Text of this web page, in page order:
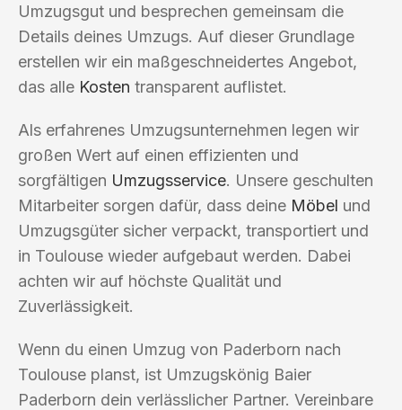
Umzugsgut und besprechen gemeinsam die
Details deines Umzugs. Auf dieser Grundlage
erstellen wir ein maßgeschneidertes Angebot,
das alle Kosten transparent auflistet.
Als erfahrenes Umzugsunternehmen legen wir
großen Wert auf einen effizienten und
sorgfältigen Umzugsservice. Unsere geschulten
Mitarbeiter sorgen dafür, dass deine Möbel und
Umzugsgüter sicher verpackt, transportiert und
in Toulouse wieder aufgebaut werden. Dabei
achten wir auf höchste Qualität und
Zuverlässigkeit.
Wenn du einen Umzug von Paderborn nach
Toulouse planst, ist Umzugskönig Baier
Paderborn dein verlässlicher Partner. Vereinbare